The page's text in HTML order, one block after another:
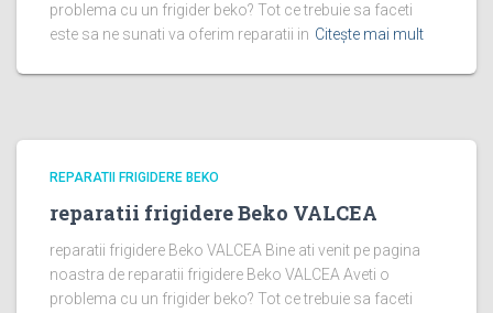
problema cu un frigider beko? Tot ce trebuie sa faceti
este sa ne sunati va oferim reparatii in Citește mai mult
REPARATII FRIGIDERE BEKO
reparatii frigidere Beko VALCEA
reparatii frigidere Beko VALCEA Bine ati venit pe pagina
noastra de reparatii frigidere Beko VALCEA Aveti o
problema cu un frigider beko? Tot ce trebuie sa faceti